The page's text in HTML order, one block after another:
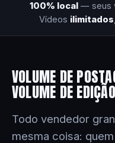
100% local — seus
Vídeos ilimitados
VOLUME DE
VOLUME DE
Todo vendedor
mesma coisa: